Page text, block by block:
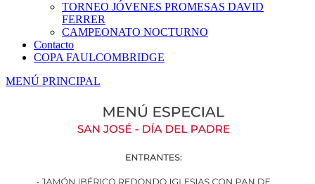
TORNEO JÓVENES PROMESAS DAVID
FERRER
CAMPEONATO NOCTURNO
Contacto
COPA FAULCOMBRIDGE
MENÚ PRINCIPAL